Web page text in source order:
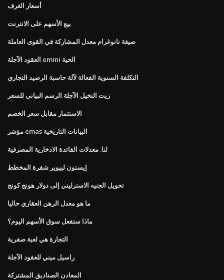
أسعار الغرف
بيع الأسهم على الانترنت
صيغة نانوغرام معدل المشاركة في القوى العاملة
العقود الآجلة emini الحية
التكلفة السنوية الفعالة لآلة حاسبة الرصيد التجاري
زيت النخيل الآجلة الرسم البياني للسعر
الاستثمار مقابل سعر الخصم
مؤشر emas البيانات التاريخية
لنا. معدلات الفائدة الادخارية المصرفية
إيستون لبيوير شفرة المخطط
تحويل الجنيه الاسترليني إلى دولار هونج كونج
ما هو معدل الرهن العقاري حاليا
ماذا ستفعل سوق الأسهم اليوم؟
التجارة هي لعبة صفرية
راسيل ميني للعقود الآجلة
المعادن الصناديق المشتركة